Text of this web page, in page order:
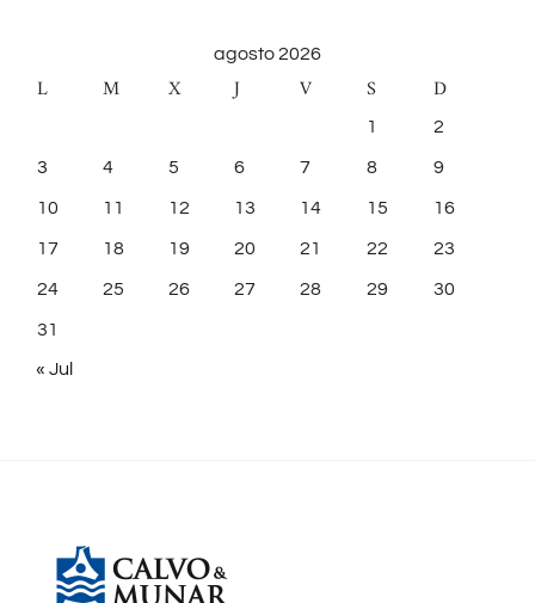
agosto 2026
L M X J V S D
1 2
3 4 5 6 7 8 9
10 11 12 13 14 15 16
17 18 19 20 21 22 23
24 25 26 27 28 29 30
31
« Jul